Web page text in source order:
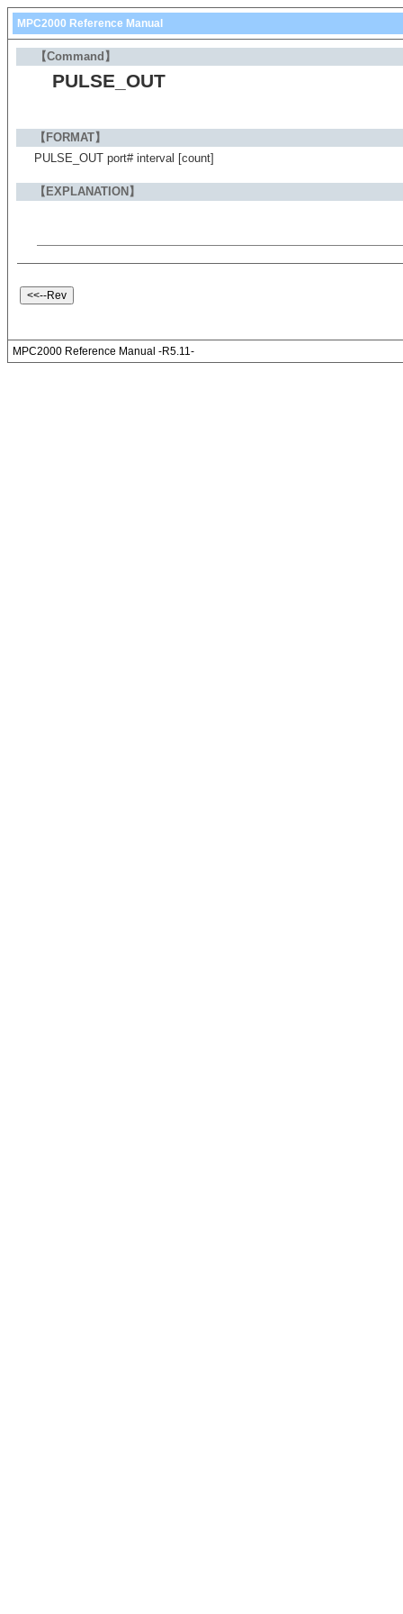
MPC2000 Reference Manual
【Command】
PULSE_OUT
【FORMAT】
PULSE_OUT port# interval [count]
【EXPLANATION】
MPC2000 Reference Manual -R5.11-